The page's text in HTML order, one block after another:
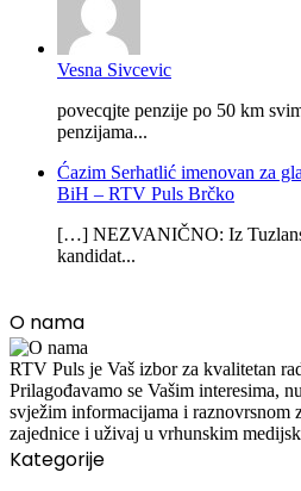
Vesna Sivcevic
povecqjte penzije po 50 km
penzijama...
Ćazim Serhatlić imenovan za
BiH – RTV Puls Brčko
[…] NEZVANIČNO: Iz
kandidat...
O nama
RTV Puls je Vaš izbor za kvalitetan
Prilagođavamo se Vašim interesima,
svježim informacijama i raznovrsnom
zajednice i uživaj u vrhunskim
Kategorije